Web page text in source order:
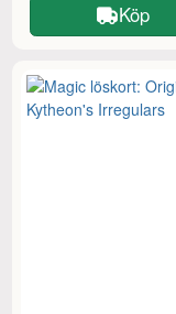
Köp